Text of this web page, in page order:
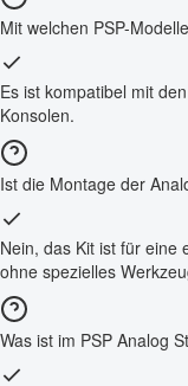
Mit welchen PSP-
Es ist kompatibel mit
Konsolen.
Ist die Montage der
Nein, das Kit ist für eine
ohne spezielles
Was ist im PSP Analog